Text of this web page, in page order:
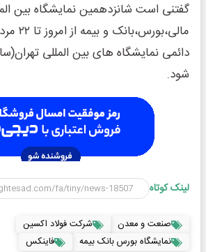
گفتنی است شانزدهمین نمایشگاه بین
شود.
لینک کوتاه
صنعت و معدن
شرکت فولاد اکسین
نمایشگاه بورس بانک بیمه
فاینکس